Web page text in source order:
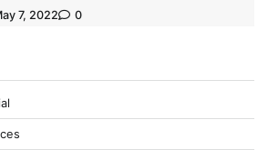
7, 2022 0